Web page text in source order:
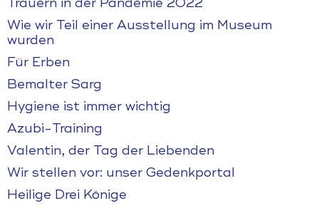
Wie wir Teil einer Ausstellung im Museum
wurden
Für Erben
Bemalter Sarg
Hygiene ist immer wichtig
Azubi-Training
Valentin, der Tag der Liebenden
Wir stellen vor: unser Gedenkportal
Heilige Drei Könige